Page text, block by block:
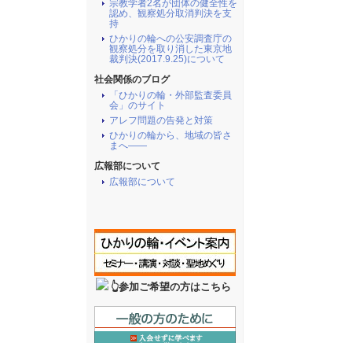
宗教学者2名が団体の健全性を
認め、観察処分取消判決を支
持
ひかりの輪への公安調査庁の
観察処分を取り消した東京地
裁判決(2017.9.25)について
社会関係のブログ
「ひかりの輪・外部監査委員
会」のサイト
アレフ問題の告発と対策
ひかりの輪から、地域の皆さ
まへ――
広報部について
広報部について
👆参加ご希望の方はこちら